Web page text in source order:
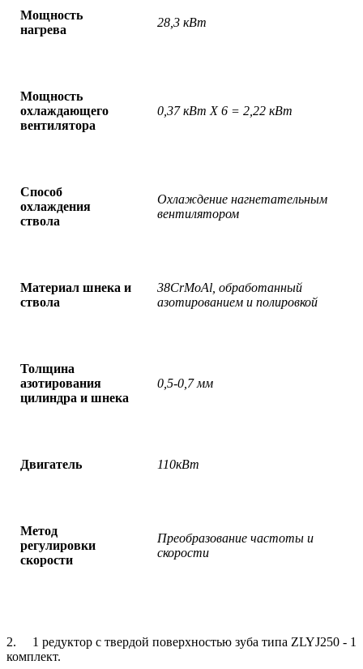
Мощность
нагрева
28 3 кВт
Мощность
охлаждающего
вентилятора
0,37 кВт X 6 = 2,22 кВт
Способ
охлаждения
ствола
Охлаждение нагнетательным
вентилятором
Материал шнека и
ствола
38CrMoAl , обработанный
азотированием и полировкой
Толщина
азотирования
цилиндра и шнека
0,5-0,7 мм
Двигатель 110кВт
Метод
регулировки
скорости
Преобразование частоты и
скорости
2. 1 редуктор с твердой поверхностью зуба типа ZLYJ250 - 1
комплект.